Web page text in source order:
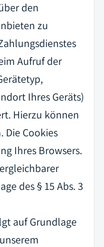
den
zu
Aufruf der
Ihres Geräts)
Hierzu können
Die Cookies
Ihres Browsers.
des § 15 Abs. 3
auf Grundlage